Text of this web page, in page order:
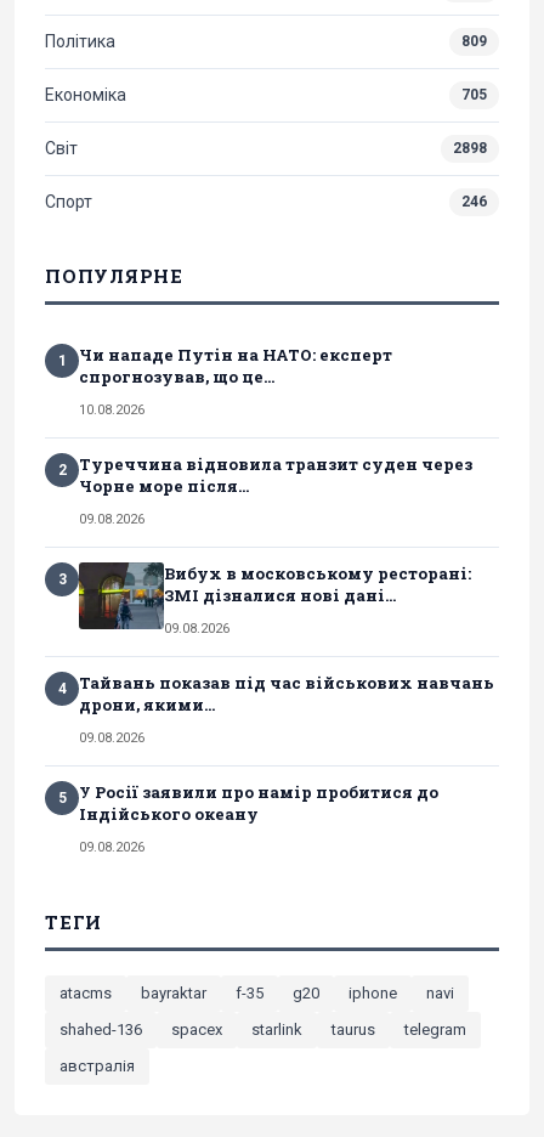
Політика 809
Економіка 705
Світ 2898
Спорт 246
ПОПУЛЯРНЕ
1
Чи нападе Путін на НАТО: експерт
спрогнозував, що це...
10.08.2026
2
Туреччина відновила транзит суден через
Чорне море після...
09.08.2026
3
Вибух в московському ресторані:
ЗМІ дізналися нові дані...
09.08.2026
4
Тайвань показав під час військових навчань
дрони, якими...
09.08.2026
5
У Росії заявили про намір пробитися до
Індійського океану
09.08.2026
ТЕГИ
atacms bayraktar f-35 g20 iphone
navi
shahed-136
spacex starlink taurus
telegram
австралія